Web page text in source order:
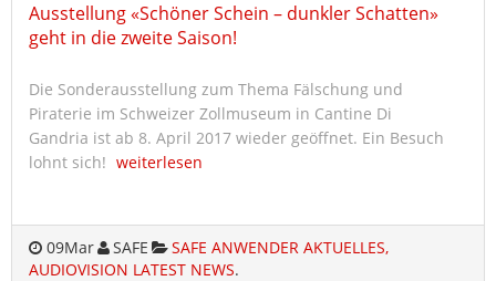
Ausstellung «Schöner Schein – dunkler Schatten»
geht in die zweite Saison!
Die Sonderausstellung zum Thema Fälschung und
Piraterie im Schweizer Zollmuseum in Cantine Di
Gandria ist ab 8. April 2017 wieder geöffnet. Ein Besuch
lohnt sich! weiterlesen
09Mar SAFE
SAFE ANWENDER AKTUELLES,
AUDIOVISION LATEST NEWS.